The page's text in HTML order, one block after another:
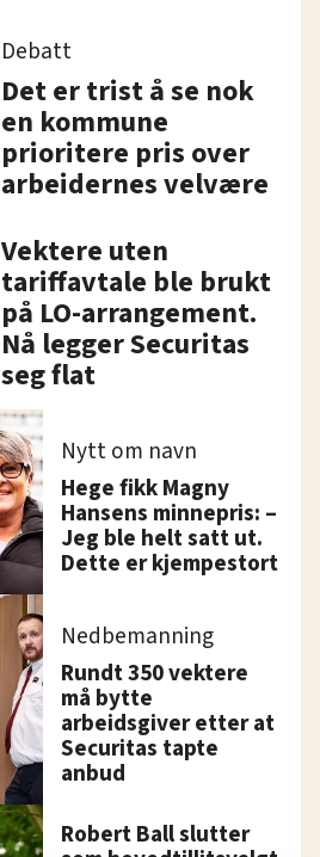
Debatt
Det er trist å se nok
en kommune
prioritere pris over
arbeidernes velvære
Vektere uten
tariffavtale ble brukt
på LO-arrangement.
Nå legger Securitas
seg flat
Nytt om navn
Hege fikk Magny
Hansens minnepris: –
Jeg ble helt satt ut.
Dette er kjempestort
Nedbemanning
Rundt 350 vektere
må bytte
arbeidsgiver etter at
Securitas tapte
anbud
Robert Ball slutter